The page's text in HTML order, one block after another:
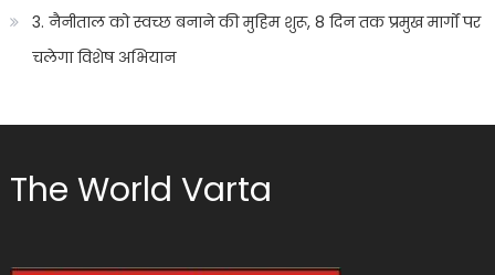
3. नैनीताल को स्वच्छ बनाने की मुहिम शुरू, 8 दिन तक प्रमुख मार्गों पर
चलेगा विशेष अभियान
The World Varta